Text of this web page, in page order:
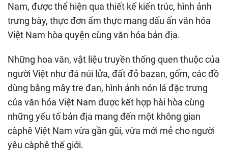
Nam, được thể hiện qua thiết kế kiến trúc, hình ảnh
trưng bày, thực đơn ẩm thực mang dấu ấn văn hóa
Việt Nam hòa quyện cùng văn hóa bản địa.
Những hoa văn, vật liệu truyền thống quen thuộc của
người Việt như đá núi lửa, đất đỏ bazan, gốm, các đồ
dùng bằng mây tre đan, hình ảnh nón lá đặc trưng
của văn hóa Việt Nam được kết hợp hài hòa cùng
những yếu tố bản địa mang đến một không gian
càphê Việt Nam vừa gần gũi, vừa mới mẻ cho người
yêu càphê thế giới.